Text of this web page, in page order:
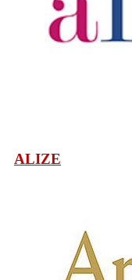
ALIZE